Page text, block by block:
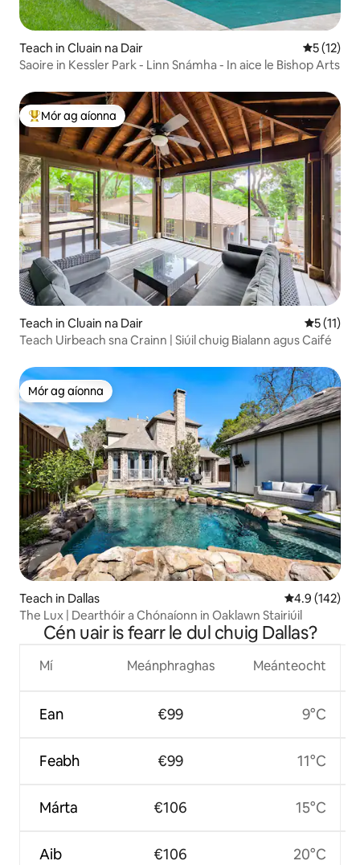
Teach in Cluain na Dair
5 (12)
Saoire in Kessler Park - Linn Snámha - In aice le Bishop Arts
An-mhór ag aíonna
Mór ag aíonna
Teach in Cluain na Dair
5 (11)
Teach Uirbeach sna Crainn | Siúil chuig Bialann agus Caifé
Mór ag aíonna
Mór ag aíonna
Teach in Dallas Meánrátáil
4.9 (142)
The Lux | Dearthóir a Chónaíonn in Oaklawn Stairiúil
Cén uair is fearr le dul chuig Dallas?
Mí
Ean
Feabh
Márta
Aib
Meánphraghas
€99
€99
€106
€106
Meánteocht
9°C
11°C
15°C
20°C